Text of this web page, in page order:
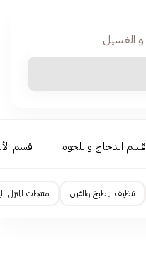
قسم الدجاج واللحوم قسم
تنظيف المطبخ والفرن منتجات المنزل